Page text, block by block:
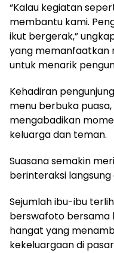
“Kalau kegiatan
membantu kami.
ikut bergerak,”
yang memanfaatkan
untuk menarik
Kehadiran
menu berbuka
mengabadikan
keluarga dan teman.
Suasana semakin
berinteraksi
Sejumlah ibu-ibu
berswafoto bersama
hangat yang
kekeluargaan di